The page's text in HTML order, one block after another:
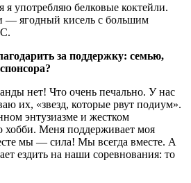
я употребляю белковые коктейли.
— ягодный кисель с большим
за поддержку: семью,
нет! Что очень печально. У нас
их, «звезд, которые рвут подиум».
энтузиазме и жестком
хобби. Меня поддерживает моя
мы — сила! Мы всегда вместе. А
ездить на наши соревнования: то